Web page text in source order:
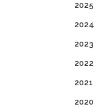
2025
2024
2023
2022
2021
2020